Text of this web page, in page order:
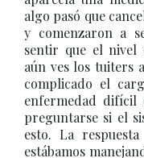
algo pasó que
y comenzaron a
sentir que el nivel
aún ves los tuiters
complicado el
enfermedad difícil
preguntarse si el
esto. La
estábamos